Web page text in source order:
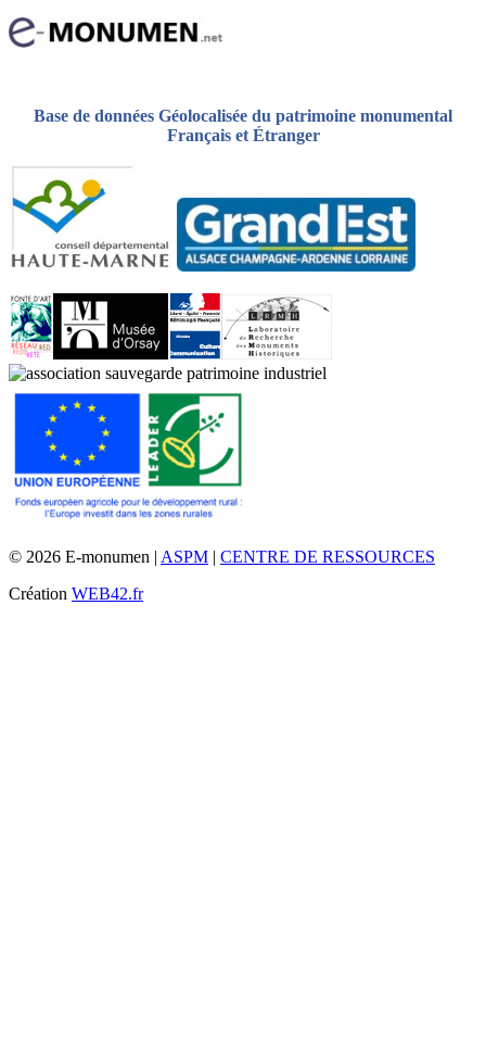
Base de données Géolocalisée du patrimoine monumental
Français et Étranger
© 2026 E-monumen | ASPM | CENTRE DE RESSOURCES
Création WEB42.fr